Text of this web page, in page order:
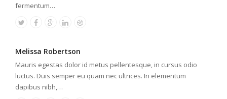
fermentum…
Melissa Robertson
Mauris egestas dolor id metus pellentesque, in cursus odio
luctus. Duis semper eu quam nec ultrices. In elementum
dapibus nibh,…